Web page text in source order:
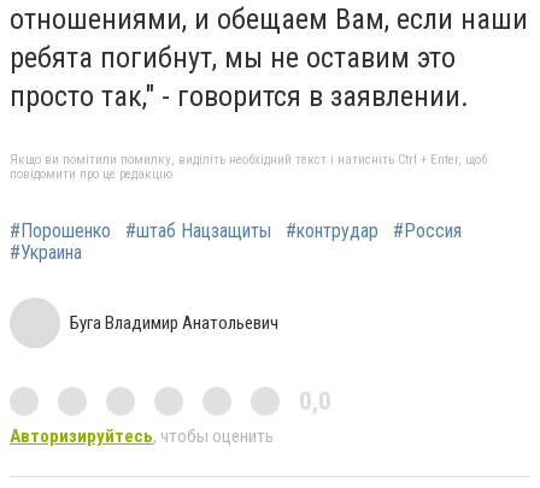
отношениями, и обещаем Вам, если наши
ребята погибнут, мы не оставим это
просто так," - говорится в заявлении.
Якщо ви помітили помилку, виділіть необхідний текст і натисніть Ctrl + Enter, щоб
повідомити про це редакцію
#Порошенко #штаб Нацзащиты #контрудар
#Россия
#Украина
Буга Владимир Анатольевич
0,0
Авторизируйтесь, чтобы оценить